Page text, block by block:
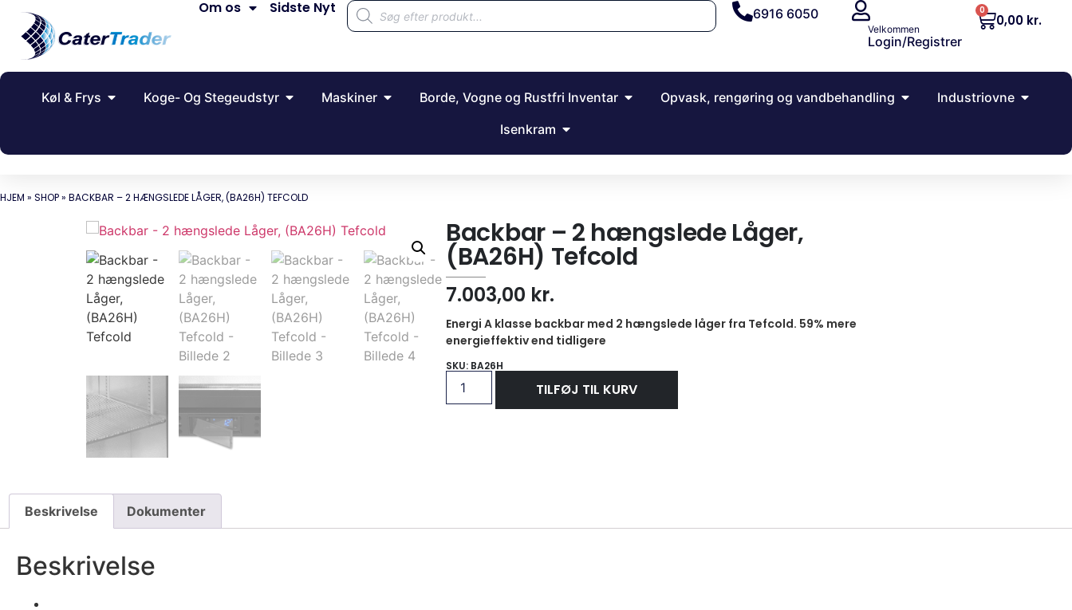
Om os Sidste Nyt 6916 6050
Velkommen
Login/Registrer
0,00 kr.
0
Køl & Frys Koge- Og Stegeudstyr Maskiner Borde, Vogne og Rustfri Inventar Opvask, rengøring og vandbehandling
Industriovne
Isenkram
HJEM » SHOP» BACKBAR – 2 HÆNGSLEDE LÅGER, (BA26H) TEFCOLD
Backbar – 2 hængslede Låger,
(BA26H) Tefcold
7.003,00 kr.
Energi A klasse backbar med 2 hængslede låger fra Tefcold. 59% mere
energieffektiv end tidligere
SKU: BA26H
TILFØJ TIL KURV
Beskrivelse Dokumenter
Beskrivelse